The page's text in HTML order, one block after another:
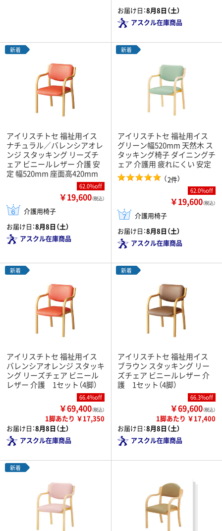
お届け日：8月8日（土）
アスクル在庫商品
新着
アイリスチトセ 福祉用イス
ナチュラル／バレンシアオレ
ンジ スタッキング リーズチ
ェア ビニールレザー 介護 安
定 幅520mm 座面高420mm
62.0%off
￥19,600（税込）
介護用椅子
お届け日：8月8日（土）
アスクル在庫商品
新着
アイリスチトセ 福祉用イス
グリーン幅520mm 天然木 ス
タッキング椅子 ダイニングチ
ェア 介護用 疲れにくい 安定
（2件）
62.0%off
￥19,600（税込）
介護用椅子
お届け日：8月8日（土）
アスクル在庫商品
新着
アイリスチトセ 福祉用イス
バレンシアオレンジ スタッキ
ング リーズチェア ビニール
レザー 介護 1セット（4脚）
66.4%off
￥69,400（税込）
1脚あたり ￥17,350
お届け日：8月8日（土）
アスクル在庫商品
新着
アイリスチトセ 福祉用イス
ブラウン スタッキング リー
ズチェア ビニールレザー 介
護 1セット（4脚）
66.3%off
￥69,600（税込）
1脚あたり ￥17,400
お届け日：8月8日（土）
アスクル在庫商品
新着